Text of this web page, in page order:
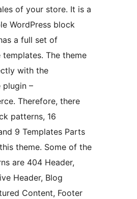
of your store. It is a
WordPress block
a full set of
templates. The theme
with the
plugin –
Therefore, there
patterns, 16
9 Templates Parts
theme. Some of the
are 404 Header,
Header, Blog
Content, Footer